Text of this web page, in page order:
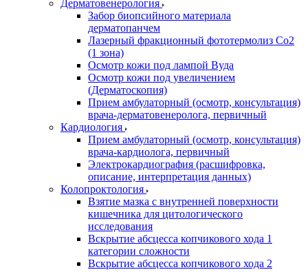
Дерматовенерология
Забор биопсийного материала
дерматопанчем
Лазерный фракционный фототермолиз Со2
(1 зона)
Осмотр кожи под лампой Вуда
Осмотр кожи под увеличением
(Дерматоскопия)
Прием амбулаторный (осмотр, консультация)
врача-дерматовенеролога, первичный
Кардиология
Прием амбулаторный (осмотр, консультация)
врача-кардиолога, первичный
Электрокардиография (расшифровка,
описание, интерпретация данных)
Колопроктология
Взятие мазка с внутренней поверхности
кишечника для цитологического
исследования
Вскрытие абсцесса копчикового хода 1
категории сложности
Вскрытие абсцесса копчикового хода 2